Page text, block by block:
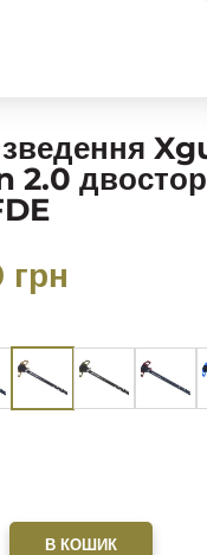
зведення
2.0
грн
В КОШИК